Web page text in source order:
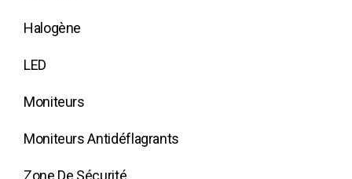
Halogène
LED
Moniteurs
Moniteurs Antidéflagrants
Zone De Sécurité